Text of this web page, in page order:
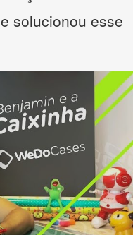
solucionou esse